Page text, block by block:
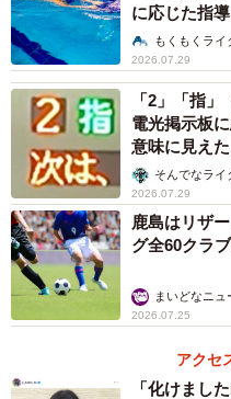
に応じた指
祉士が解説】
もくもくライ
2026.07.29
「2」「指
電光掲示板
意味に見え
そんでなライ
2026.07.29
鹿島はリザ
グ全60クラ
まいどなニュ
2026.07.25
アクセ
「化けまし